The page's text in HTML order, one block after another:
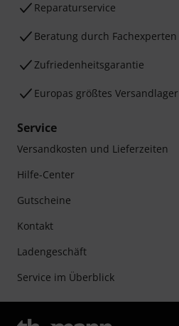
Reparaturservice
Beratung durch Fachexperten
Zufriedenheitsgarantie
Europas größtes Versandlager
Service
Versandkosten und Lieferzeiten
Hilfe-Center
Gutscheine
Kontakt
Ladengeschäft
Service im Überblick